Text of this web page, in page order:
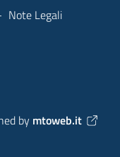
Note Legali
by mtoweb.it